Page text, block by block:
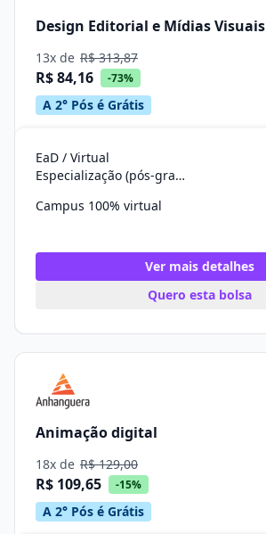
Design Editorial e Mídias Visuais
13x de R$ 313,87
R$ 84,16 -73%
A 2° Pós é Grátis
EaD / Virtual
Especialização (pós-graduação)
Campus 100% virtual
Ver mais detalhes
Quero esta bolsa
Animação digital
18x de R$ 129,00
R$ 109,65 -15%
A 2° Pós é Grátis